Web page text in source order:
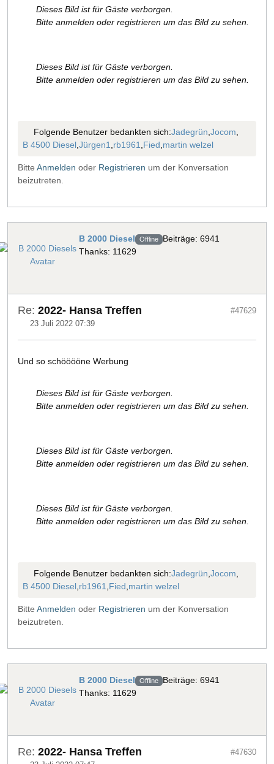
Dieses Bild ist für Gäste verborgen.
Bitte anmelden oder registrieren um das Bild zu sehen.
Dieses Bild ist für Gäste verborgen.
Bitte anmelden oder registrieren um das Bild zu sehen.
Folgende Benutzer bedankten sich:Jadegrün,Jocom,
B 4500 Diesel,Jürgen1,rb1961,Fied,martin welzel
Bitte Anmelden oder Registrieren um der Konversation
beizutreten.
B 2000 Diesel Offline Beiträge: 6941
Thanks: 11629
Re: 2022- Hansa Treffen
23 Juli 2022 07:39
#47629
Und so schööööne Werbung
Dieses Bild ist für Gäste verborgen.
Bitte anmelden oder registrieren um das Bild zu sehen.
Dieses Bild ist für Gäste verborgen.
Bitte anmelden oder registrieren um das Bild zu sehen.
Dieses Bild ist für Gäste verborgen.
Bitte anmelden oder registrieren um das Bild zu sehen.
Folgende Benutzer bedankten sich:Jadegrün,Jocom,
B 4500 Diesel,rb1961,Fied,martin welzel
Bitte Anmelden oder Registrieren um der Konversation
beizutreten.
B 2000 Diesel Offline Beiträge: 6941
Thanks: 11629
Re: 2022- Hansa Treffen #47630